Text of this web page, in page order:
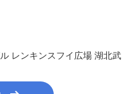
レンキンスフイ広場 湖北武